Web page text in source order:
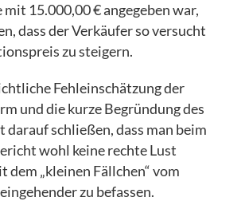
15.000,00 € angegeben war,
dass der Verkäufer so versucht
zu steigern.
Fehleinschätzung der
und die kurze Begründung des
darauf schließen, dass man beim
wohl keine rechte Lust
dem „kleinen Fällchen“ vom
zu befassen.